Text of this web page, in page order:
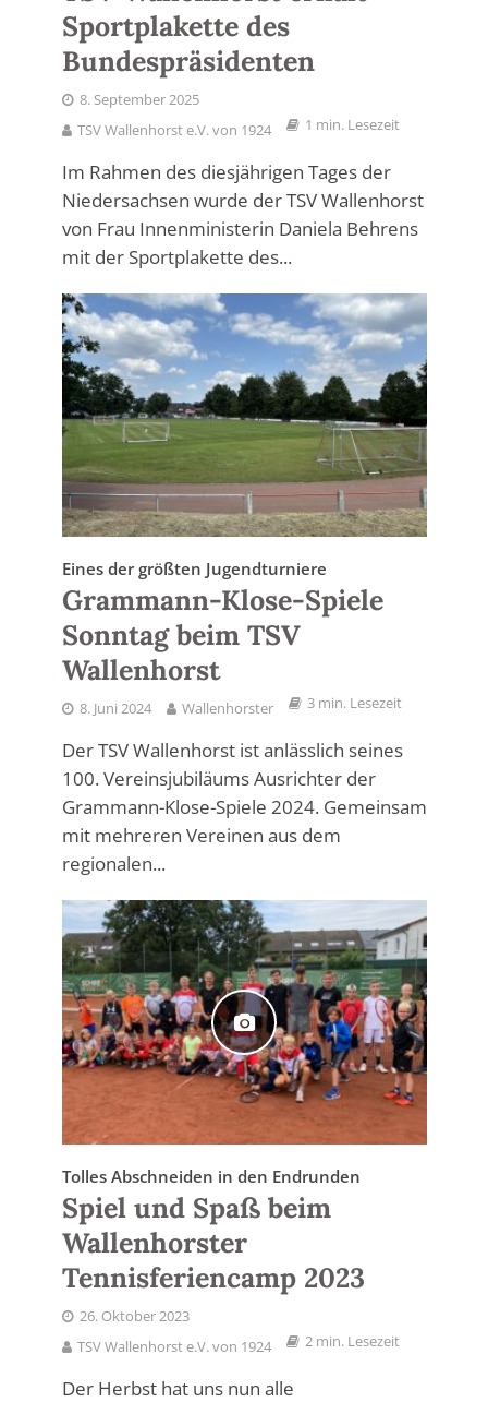
Sportplakette des
Bundespräsidenten
8. September 2025
TSV Wallenhorst e.V. von 1924
1 min. Lesezeit
Im Rahmen des diesjährigen Tages der
Niedersachsen wurde der TSV Wallenhorst
von Frau Innenministerin Daniela Behrens
mit der Sportplakette des...
Eines der größten Jugendturniere
Grammann-Klose-Spiele
Sonntag beim TSV
Wallenhorst
8. Juni 2024 Wallenhorster 3 min. Lesezeit
Der TSV Wallenhorst ist anlässlich seines
100. Vereinsjubiläums Ausrichter der
Grammann-Klose-Spiele 2024. Gemeinsam
mit mehreren Vereinen aus dem
regionalen...
Tolles Abschneiden in den Endrunden
Spiel und Spaß beim
Wallenhorster
Tennisferiencamp 2023
26. Oktober 2023
TSV Wallenhorst e.V. von 1924
2 min. Lesezeit
Der Herbst hat uns nun alle